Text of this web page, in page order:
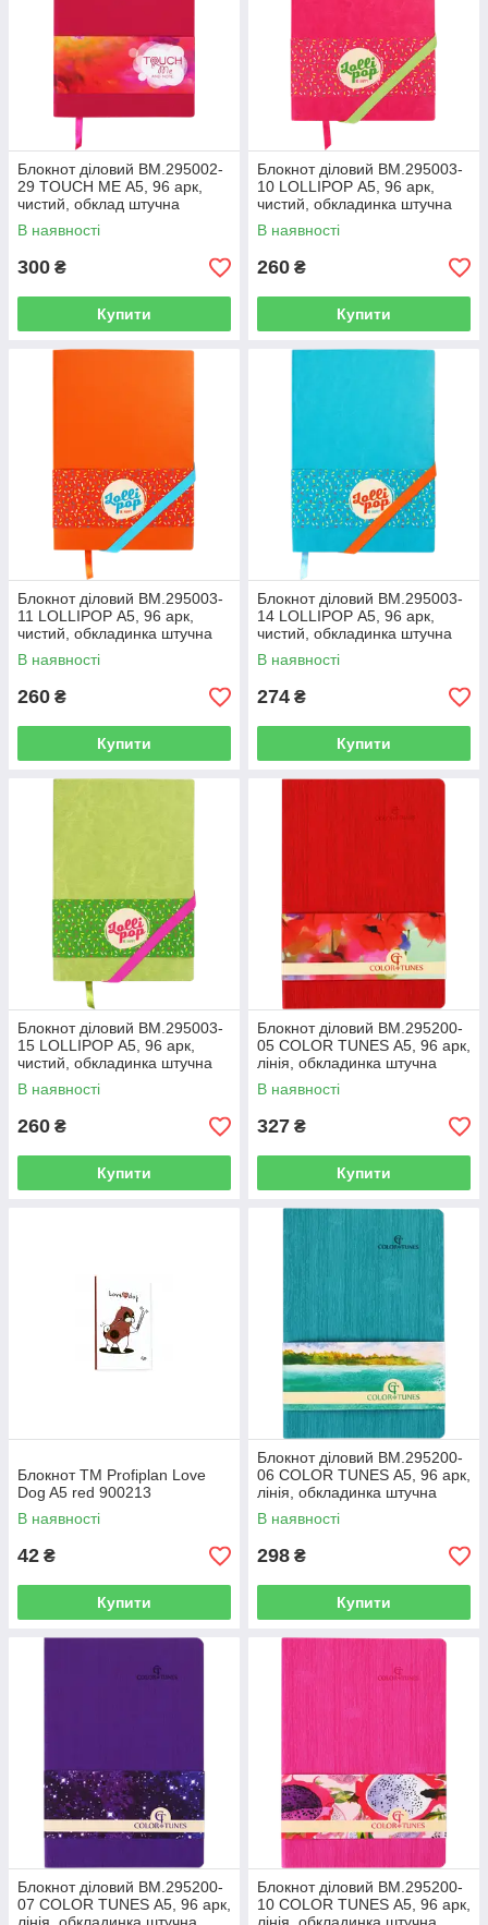
Блокнот діловий BM.295002-
29 TOUCH ME А5, 96 арк,
чистий, обклад штучна
шкіра,малиновий(рожевий)
(50)
В наявності
300 ₴
Купити
Блокнот діловий BM.295003-
10 LOLLIPOP А5, 96 арк,
чистий, обкладинка штучна
шкіра, рожевий (50)
В наявності
260 ₴
Купити
Блокнот діловий BM.295003-
11 LOLLIPOP А5, 96 арк,
чистий, обкладинка штучна
шкіра, помаранчевий (50)
В наявності
260 ₴
Купити
Блокнот діловий BM.295003-
14 LOLLIPOP А5, 96 арк,
чистий, обкладинка штучна
шкіра, блакитний (50)
В наявності
274 ₴
Купити
Блокнот діловий BM.295003-
15 LOLLIPOP А5, 96 арк,
чистий, обкладинка штучна
шкіра, салатовий (50)
В наявності
260 ₴
Купити
Блокнот діловий BM.295200-
05 COLOR TUNES А5, 96 арк,
лінія, обкладинка штучна
шкіра, червоний (50)
В наявності
327 ₴
Купити
Блокнот ТМ Profiplan Love
Dog A5 red 900213
В наявності
42 ₴
Купити
Блокнот діловий BM.295200-
06 COLOR TUNES А5, 96 арк,
лінія, обкладинка штучна
шкіра, бірюзовий (50)
В наявності
298 ₴
Купити
Блокнот діловий BM.295200-
07 COLOR TUNES А5, 96 арк,
Блокнот діловий BM.295200-
10 COLOR TUNES А5, 96 арк,